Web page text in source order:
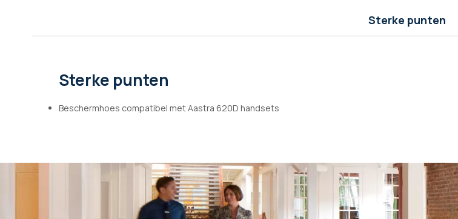
Sterke punten
Sterke punten
Beschermhoes compatibel met Aastra 620D handsets